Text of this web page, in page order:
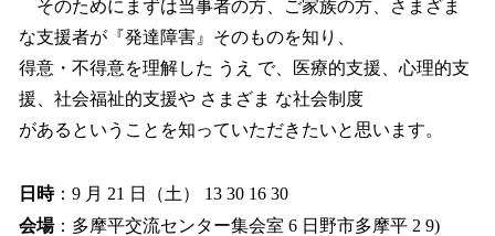
そのためにまずは当事者の方、ご家族の方、さまざま
な支援者が『発達障害』そのものを知り、
得意・不得意を理解した うえ で、医療的支援、心理的支
援、社会福祉的支援や さまざま な社会制度
があるということを知っていただきたいと思います。
日時：9 月 21 日（土） 13 30 16 30
会場：多摩平交流センター集会室 6 日野市多摩平 2 9)